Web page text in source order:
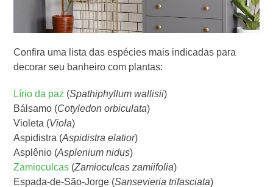
Confira uma lista das espécies mais indicadas para
decorar seu banheiro com plantas:
Lírio da paz (Spathiphyllum wallisii)
Bálsamo (Cotyledon orbiculata)
Violeta (Viola)
Aspidistra (Aspidistra elatior)
Asplênio (Asplenium nidus)
Zamioculcas (Zamioculcas zamiifolia)
Espada-de-São-Jorge (Sansevieria trifasciata)